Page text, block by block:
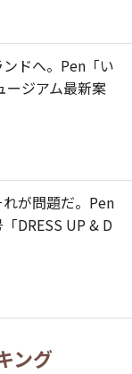
ドへ。Pen「い
ージアム最新案
が問題だ。Pen
DRESS UP & D
ング